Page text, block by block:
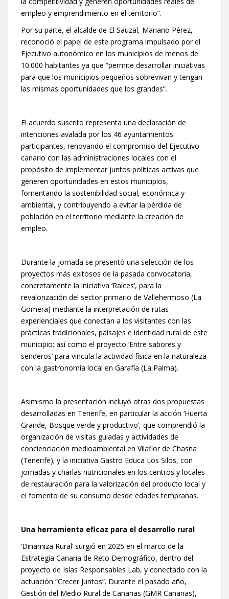
empleo y emprendimiento en el territorio”.
Por su parte, el alcalde de El Sauzal, Mariano Pérez,
reconoció el papel de este programa impulsado por el
Ejecutivo autonómico en los municipios de menos de
10.000 habitantes ya que “permite desarrollar iniciativas
para que los municipios pequeños sobrevivan y tengan
las mismas oportunidades que los grandes”.
El acuerdo suscrito representa una declaración de
intenciones avalada por los 46 ayuntamientos
participantes, renovando el compromiso del Ejecutivo
canario con las administraciones locales con el
propósito de implementar juntos políticas activas que
generen oportunidades en estos municipios,
fomentando la sostenibilidad social, económica y
ambiental, y contribuyendo a evitar la pérdida de
población en el territorio mediante la creación de
empleo.
Durante la jornada se presentó una selección de los
proyectos más exitosos de la pasada convocatoria,
concretamente la iniciativa ‘Raíces’, para la
revalorización del sector primario de Vallehermoso (La
Gomera) mediante la interpretación de rutas
experienciales que conectan a los visitantes con las
prácticas tradicionales, paisajes e identidad rural de este
municipio; así como el proyecto ‘Entre sabores y
senderos’ para vincula la actividad física en la naturaleza
con la gastronomía local en Garafía (La Palma).
Asimismo la presentación incluyó otras dos propuestas
desarrolladas en Tenerife, en particular la acción ‘Huerta
Grande, Bosque verde y productivo’, que comprendió la
organización de visitas guiadas y actividades de
concienciación medioambiental en Vilaflor de Chasna
(Tenerife); y la iniciativa Gastro Educa Los Silos, con
jornadas y charlas nutricionales en los centros y locales
de restauración para la valorización del producto local y
el fomento de su consumo desde edades tempranas.
Una herramienta eficaz para el desarrollo rural
‘Dinamiza Rural’ surgió en 2025 en el marco de la
Estrategia Canaria de Reto Demográfico, dentro del
proyecto de Islas Responsables Lab, y conectado con la
actuación “Crecer Juntos”. Durante el pasado año,
Gestión del Medio Rural de Canarias (GMR Canarias),